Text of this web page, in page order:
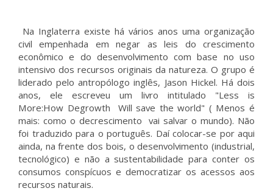
Na Inglaterra existe há vários anos uma organização
civil empenhada em negar as leis do crescimento
econômico e do desenvolvimento com base no uso
intensivo dos recursos originais da natureza. O grupo é
liderado pelo antropólogo inglês, Jason Hickel. Há dois
anos, ele escreveu um livro intitulado "Less is
More:How Degrowth Will save the world" ( Menos é
mais: como o decrescimento vai salvar o mundo). Não
foi traduzido para o português. Daí colocar-se por aqui
ainda, na frente dos bois, o desenvolvimento (industrial,
tecnológico) e não a sustentabilidade para conter os
consumos conspícuos e democratizar os acessos aos
recursos naturais.